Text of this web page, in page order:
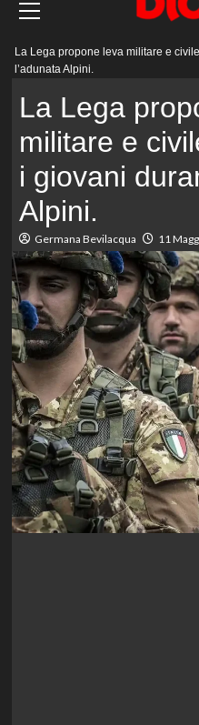
principale
La Lega propone leva militare e
l’adunata Alpini.
La Lega
militare e
i giovani
Alpini.
Germana Bevilacqua 11